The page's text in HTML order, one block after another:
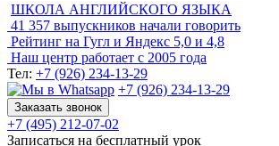
ШКОЛА АНГЛИЙСКОГО ЯЗЫКА
41 357 выпускников начали говорить
Рейтинг на Гугл и Яндекс 5,0 и 4,8
Наш центр работает с 2005 года
Тел: +7 (926) 234-13-29
+7 (926) 234-13-29
Заказать звонок
+7 (495) 212-07-02
Записаться на бесплатный урок